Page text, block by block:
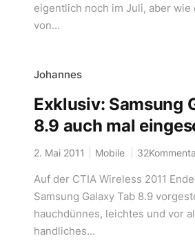
eigentlich noch im Juli, aber wie
von...
Johannes
Exklusiv: Samsung
8.9 auch mal
2. Mai 2011 Mobile
Auf der CTIA Wireless 2011
Samsung Galaxy Tab 8.9
hauchdünnes, leichtes und vor
handliches...